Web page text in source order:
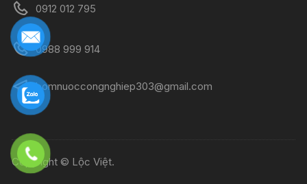
0912 012 795
0988 999 914
bomnuoccongnghiep303@gmail.com
Copyright © Lộc Việt.